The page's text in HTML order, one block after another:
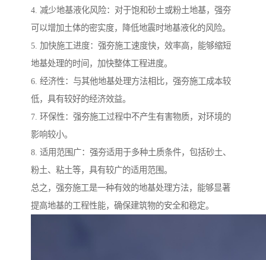
4. 减少地基液化风险：对于饱和砂土或粉土地基，强夯
可以增加土体的密实度，降低地震时地基液化的风险。
5. 加快施工进度：强夯施工速度快，效率高，能够缩短
地基处理的时间，加快整体工程进度。
6. 经济性：与其他地基处理方法相比，强夯施工成本较
低，具有较好的经济效益。
7. 环保性：强夯施工过程中不产生有害物质，对环境的
影响较小。
8. 适用范围广：强夯适用于多种土质条件，包括砂土、
粉土、粘土等，具有较广的适用范围。
总之，强夯施工是一种有效的地基处理方法，能够显著
提高地基的工程性能，确保建筑物的安全和稳定。